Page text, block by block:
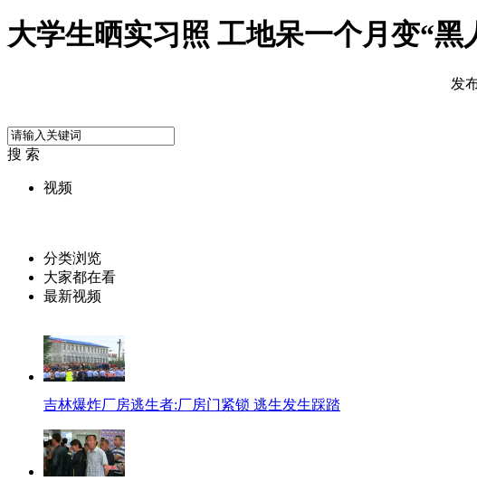
大学生晒实习照 工地呆一个月变“黑
发
搜 索
视频
分类浏览
大家都在看
最新视频
吉林爆炸厂房逃生者:厂房门紧锁 逃生发生踩踏